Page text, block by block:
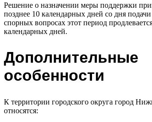
Решение о назначении меры поддержки
позднее 10 календарных дней со дня
спорных вопросах этот период
календарных дней.
Дополнительные
особенности
К территории городского округа город
относятся: